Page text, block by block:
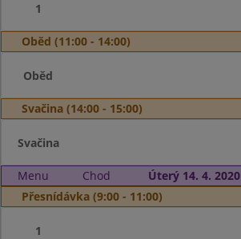
1
Oběd (11:00 - 14:00)
Oběd
Svačina (14:00 - 15:00)
Svačina
Menu Chod
Úterý 14. 4. 2020
Přesnídávka (9:00 - 11:00)
1